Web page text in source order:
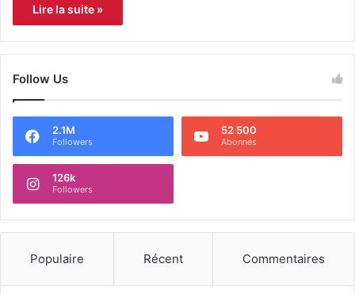
Lire la suite »
Follow Us
2.1M
Followers
52 500
Abonnés
126k
Followers
Populaire Récent Commentaires